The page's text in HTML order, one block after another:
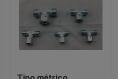
la virola de la manguera
hidráulicas de JIC